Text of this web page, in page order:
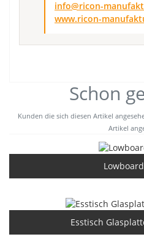
info@ricon-
www.ricon-
Schon
Kunden die sich diesen Artikel
Artikel
Esstisch